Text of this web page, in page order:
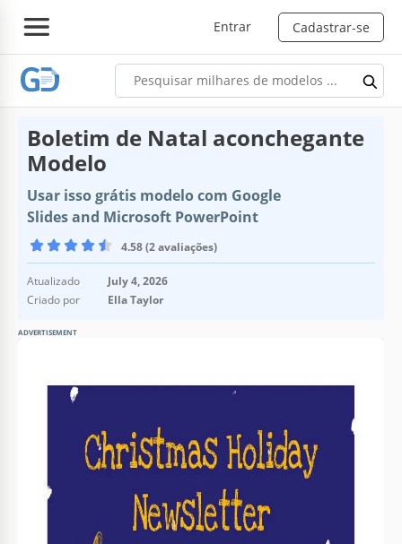
Entrar Cadastrar-se
Boletim de Natal aconchegante
Modelo
Usar isso grátis modelo com Google
Slides and Microsoft PowerPoint
4.58 (2 avaliações)
Atualizado
July 4, 2026
Criado por
Ella Taylor
ADVERTISEMENT